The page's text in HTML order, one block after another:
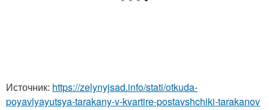
Источник: https://zelynyjsad.info/stati/otkuda-
poyavlyayutsya-tarakany-v-kvartire-postavshchiki-tarakanov